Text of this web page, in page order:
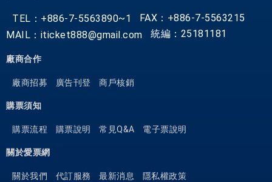
TEL：+886-7-5563890~1
FAX：+886-7-5563215
MAIL：iticket888@gmail.com
統編：25181181
廠商合作
廠商招募 廣告刊登 商戶核銷
購票須知
購票流程 購票說明 常見Q&A 電子票說明
關於愛票網
關於我們 代訂服務 最新消息 隱私權政策